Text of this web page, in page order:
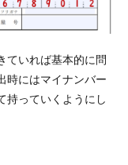
ていれば基本的に問
時にはマイナンバー
持っていくようにし